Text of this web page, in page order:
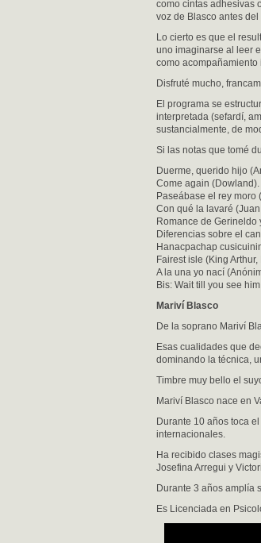
como cintas adhesivas
voz de Blasco antes
Lo cierto es que el
uno imaginarse al leer
como
Disfruté mucho,
El programa se
interpretada (sefardí,
sustancialmente, de
Si las notas que tomé
Duerme, querido hijo
Come again (Dowland).
Paseábase el rey moro
Con qué la lavaré
Romance de Gerineldo
Diferencias sobre el
Hanacpachap
Fairest isle (King
A la una yo nací
Bis: Wait till you see
Mariví Blasco
De la soprano Mariví
Esas cualidades que
dominando la técnica,
Timbre muy bello el
Mariví Blasco nace en
Durante 10 años toca
internacionales.
Ha recibido clases
Josefina Arregui y
Durante 3 años amplía
Es Licenciada en